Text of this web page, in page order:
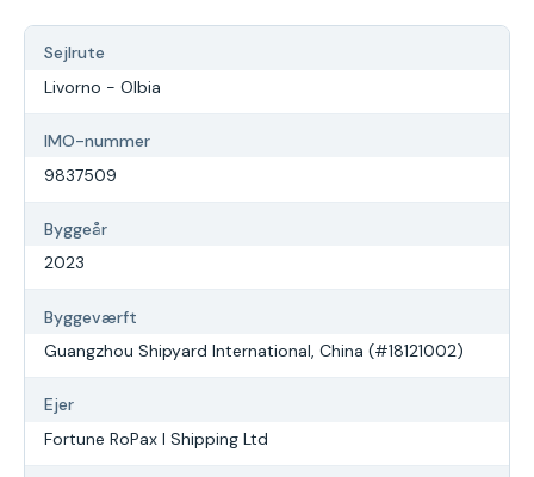
Sejlrute
Livorno - Olbia
IMO-nummer
9837509
Byggeår
2023
Byggeværft
Guangzhou Shipyard International, China (#18121002)
Ejer
Fortune RoPax I Shipping Ltd